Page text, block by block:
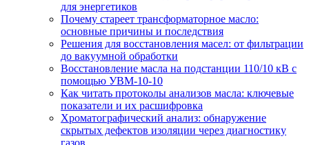
для энергетиков
Почему стареет трансформаторное масло:
основные причины и последствия
Решения для восстановления масел: от фильтрации
до вакуумной обработки
Восстановление масла на подстанции 110/10 кВ с
помощью УВМ-10-10
Как читать протоколы анализов масла: ключевые
показатели и их расшифровка
Хроматографический анализ: обнаружение
скрытых дефектов изоляции через диагностику
газов